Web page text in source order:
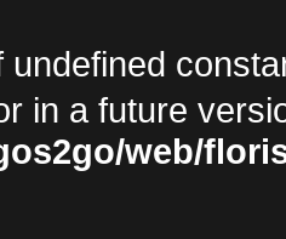
undefined
in a future
web/